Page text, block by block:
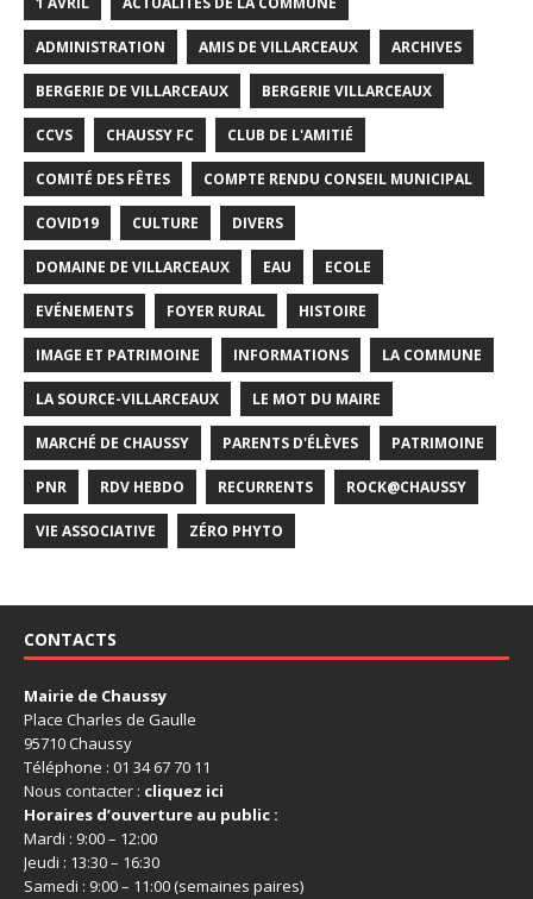
ADMINISTRATION AMIS DE VILLARCEAUX ARCHIVES
BERGERIE DE VILLARCEAUX BERGERIE VILLARCEAUX
CCVS CHAUSSY FC CLUB DE L'AMITIÉ
COMITÉ DES FÊTES COMPTE RENDU CONSEIL MUNICIPAL
COVID19 CULTURE DIVERS
DOMAINE DE VILLARCEAUX EAU ECOLE
EVÉNEMENTS FOYER RURAL HISTOIRE
IMAGE ET PATRIMOINE INFORMATIONS LA COMMUNE
LA SOURCE-VILLARCEAUX LE MOT DU MAIRE
MARCHÉ DE CHAUSSY PARENTS D'ÉLÈVES PATRIMOINE
PNR RDV HEBDO RECURRENTS ROCK@CHAUSSY
VIE ASSOCIATIVE ZÉRO PHYTO
CONTACTS
Mairie de Chaussy
Place Charles de Gaulle
95710 Chaussy
Téléphone : 01 34 67 70 11
Nous contacter : cliquez ici
Horaires d’ouverture au public :
Mardi : 9:00 – 12:00
Jeudi : 13:30 – 16:30
Samedi : 9:00 – 11:00 (semaines paires)